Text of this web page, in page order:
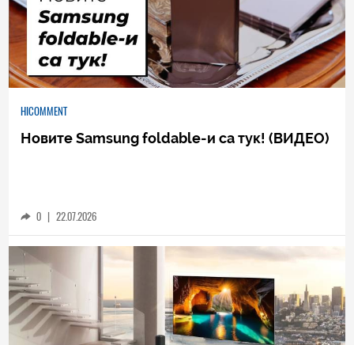
HICOMMENT
Новите Samsung foldable-и са тук! (ВИДЕО)
0 22.07.2026